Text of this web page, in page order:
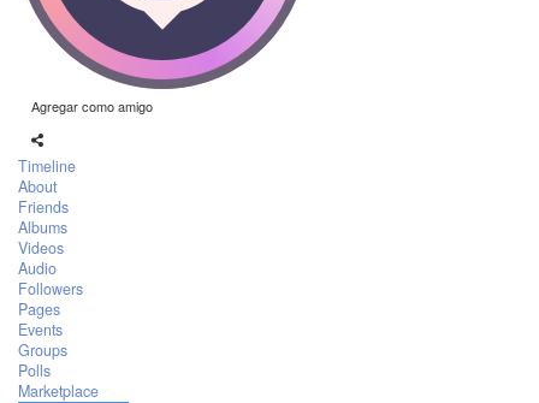
Agregar como amigo
Timeline
About
Friends
Albums
Videos
Audio
Followers
Pages
Events
Groups
Polls
Marketplace